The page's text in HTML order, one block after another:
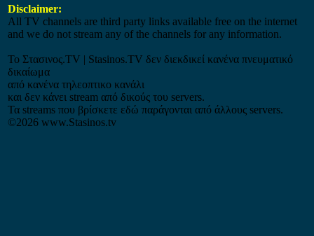
Disclaimer:
All TV channels are third party links available free on the internet
and we do not stream any of the channels for any information.
Το Στασινος.ΤV | Stasinos.TV δεν διεκδικεί κανένα πνευματικό
δικαίωμα
από κανένα τηλεοπτικο κανάλι
και δεν κάνει stream από δικούς του servers.
Τα streams που βρίσκετε εδώ παράγονται από άλλους servers.
©2026 www.Stasinos.tv